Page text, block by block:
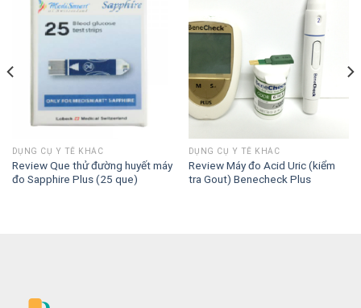
DỤNG CỤ Y TẾ KHÁC
Review Que thử đường huyết máy
đo Sapphire Plus (25 que)
DỤNG CỤ Y TẾ KHÁC
Review Máy đo Acid Uric (kiểm
tra Gout) Benecheck Plus